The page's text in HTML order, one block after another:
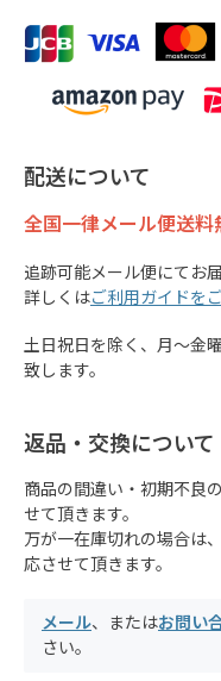
配送について
全国一律メール便送料
追跡可能メール便にてお
詳しくはご利用ガイドを
土日祝日を除く、月～金
致します。
返品・交換について
商品の間違い・初期不良
せて頂きます。
万が一在庫切れの場合は
応させて頂きます。
メール、またはお問い
さい。